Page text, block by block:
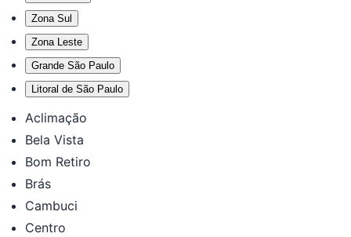
Zona Sul
Zona Leste
Grande São Paulo
Litoral de São Paulo
Aclimação
Bela Vista
Bom Retiro
Brás
Cambuci
Centro